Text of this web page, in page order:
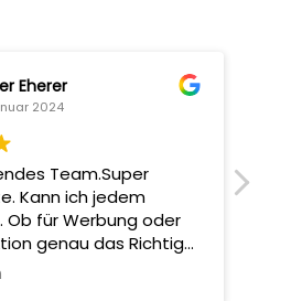
Eherer
2024
Team.Super
Kann ich jedem
Ob für Werbung oder
genau das Richtige!
auch Coole